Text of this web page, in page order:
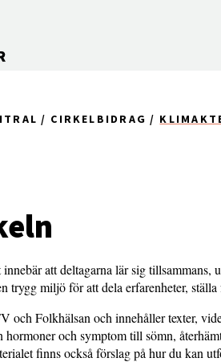
CIRKELBIDRAG
att deltagarna lär sig tillsammans,
trygg miljö för att dela erfarenheter,
och Folkhälsan och innehåller texter,
och symptom till sömn,
finns också förslag på hur du kan